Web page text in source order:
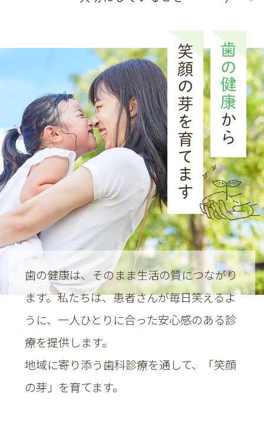
医療情報取得加算（オンライン資格確認の
歯科外来診療医療安全対策加算（偶発症時
の緊急対応や感染症対策など）
かかりつけ歯科医機能強化型歯科診療所[
]
ご不明な点やご質問がございましたら、受付
までお気軽にお尋ねください。
[戸田ふたば歯科] 院長 吉澤美佐紀
2026.04.16
いつもご来院いただきありがとうございま
す。
ゴールデンウィークの休診日は以下の通りで
す。
5月3日(日)～5月6日(水)
5月7日(木)より通常診療になります。
ご不便をおかけしますが、よろしくお願いい
たします。
歯の健康
から
笑顔の芽を育てます
歯の健康は、そのまま生活の質につながり
ます。私たちは、患者さんが毎日笑えるよ
うに、 一人ひとりに合った安心感のある診
療を提供します。
地域に寄り添う歯科診療を通して、「笑顔
の芽」を育てます。